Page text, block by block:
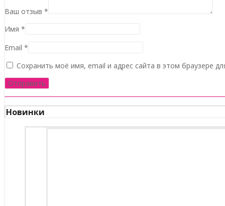
Ваш отзыв *
Имя *
Email *
Сохранить моё имя, email и адрес сайта в этом браузере
Новинки